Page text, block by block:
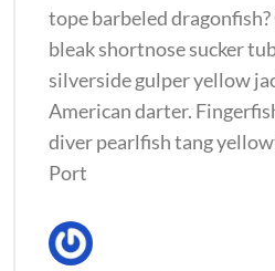
tope barbeled
bleak shortnose sucker
silverside gulper yellow
American darter.
diver pearlfish tang
Port